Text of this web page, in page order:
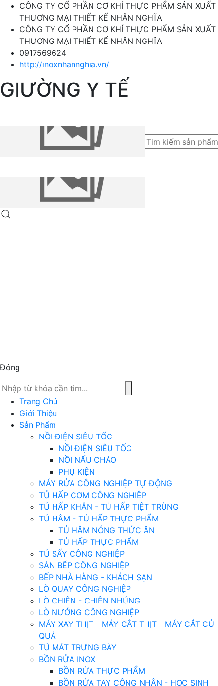
CÔNG TY CỔ PHẦN CƠ KHÍ THỰC PHẨM SẢN XUẤT
THƯƠNG MẠI THIẾT KẾ NHÂN NGHĨA
CÔNG TY CỔ PHẦN CƠ KHÍ THỰC PHẨM SẢN XUẤT
THƯƠNG MẠI THIẾT KẾ NHÂN NGHĨA
0917569624
http://inoxnhannghia.vn/
GIƯỜNG Y TẾ
Đóng
Trang Chủ
Giới Thiệu
Sản Phẩm
NỒI ĐIỆN SIÊU TỐC
NỒI ĐIỆN SIÊU TỐC
NỒI NẤU CHÁO
PHỤ KIỆN
MÁY RỬA CÔNG NGHIỆP TỰ ĐỘNG
TỦ HẤP CƠM CÔNG NGHIỆP
TỦ HẤP KHĂN - TỦ HẤP TIỆT TRÙNG
TỦ HÂM - TỦ HẤP THỰC PHẨM
TỦ HÂM NÓNG THỨC ĂN
TỦ HẤP THỰC PHẨM
TỦ SẤY CÔNG NGHIỆP
SÀN BẾP CÔNG NGHIỆP
BẾP NHÀ HÀNG - KHÁCH SẠN
LÒ QUAY CÔNG NGHIỆP
LÒ CHIÊN - CHIÊN NHÚNG
LÒ NƯỚNG CÔNG NGHIỆP
MÁY XAY THỊT - MÁY CẮT THỊT - MÁY CẮT CỦ
QUẢ
TỦ MÁT TRƯNG BÀY
BỒN RỬA INOX
BỒN RỬA THỰC PHẨM
BỒN RỬA TAY CÔNG NHÂN - HỌC SINH